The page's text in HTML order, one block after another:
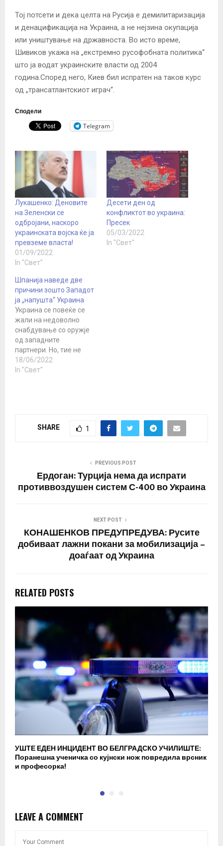
Тој потсети и дека целта на Русија е демилитаризација
и денацификација на Украина, а не нејзина окупација
или уништување на државноста. Во исто време,
Шивиков укажа на „екстремно русофобната политика“
што ја водат украинските власти од 2004
година.Според него, Киев бил испратен на таков курс
од „трансатлантскиот играч“.
Сподели
Telegram
Лукашенко: Деновите
на Зеленски се
одбројани, наскоро
украинската војска ќе ја
превземе власта!
01/09/2022
In "Свет"
Десети ден од
конфликтот во украина:
Пресек
05/03/2022
In "Свет"
Шпанија наведе две
причини зошто Западот
ја „напушта“ Украина
Украина се повеќе се
жали на недоволно
снабдување со оружје
од западните
партнери. Но, тие не
брзаат да ги испразнат
своите арсенали.
барања. Така, Михаил
18/06/2022
In "Свет"
SHARE 1
PREVIOUS POST
Ердоган: Турција нема да испрати
противвоздушен систем С-400 во Украина
NEXT POST
КОНАШЕНКОВ ПРЕДУПРЕДУВА: Русите
добиваат лажни покани за мобилизација –
доаѓаат од Украина
RELATED POSTS
УШТЕ ЕДЕН ИНЦИДЕНТ ВО БЕЛГРАДСКО УЧИЛИШТЕ:
Поранешна ученичка со кујнски нож повредила врсник
и професорка!
LEAVE A COMMENT